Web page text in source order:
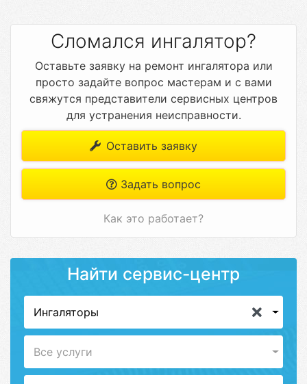
Сломался ингалятор?
Оставьте заявку на ремонт ингалятора или
просто задайте вопрос мастерам и с вами
свяжутся представители сервисных центров
для устранения неисправности.
Оставить заявку
Задать вопрос
Как это работает?
Найти сервис-центр
Ингаляторы
Все услуги